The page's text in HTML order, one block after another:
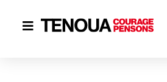
